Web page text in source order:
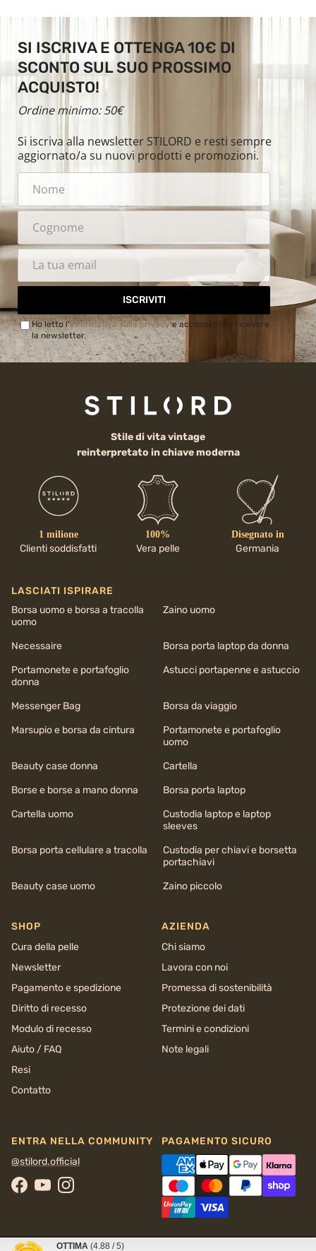
SI ISCRIVA E OTTENGA 10€ DI
SCONTO SUL SUO PROSSIMO
ACQUISTO!
Ordine minimo: 50€
Si iscriva alla newsletter STILORD e resti sempre
aggiornato/a su nuovi prodotti e promozioni.
ISCRIVITI
Ho letto l'Informativa sulla privacye acconsento a ricevere
la newsletter.
Stile di vita vintage
reinterpretato in chiave moderna
1 milione
Clienti soddisfatti
100%
Vera pelle
Disegnato in
Germania
LASCIATI ISPIRARE
Borsa uomo e borsa a tracolla
uomo
Zaino uomo
Necessaire
Borsa porta laptop da donna
Portamonete e portafoglio
donna
Astucci portapenne e astuccio
Messenger Bag
Borsa da viaggio
Marsupio e borsa da cintura
Portamonete e portafoglio
uomo
Beauty case donna
Cartella
Borse e borse a mano donna
Borsa porta laptop
Cartella uomo
Custodia laptop e laptop
sleeves
Borsa porta cellulare a tracolla
Custodia per chiavi e borsetta
portachiavi
Beauty case uomo
Zaino piccolo
SHOP
Cura della pelle
Newsletter
Pagamento e spedizione
Diritto di recesso
Modulo di recesso
Aiuto / FAQ
Resi
Contatto
AZIENDA
Chi siamo
Lavora con noi
Promessa di sostenibilità
Protezione dei dati
Termini e condizioni
Note legali
ENTRA NELLA COMMUNITY
@stilord.official
Facebook
YouTubeInstagram
PAGAMENTO SICURO
OTTIMA (4.88 / 5)